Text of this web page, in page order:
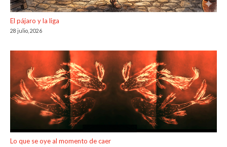
El pájaro y la liga
28 julio, 2026
Lo que se oye al momento de caer